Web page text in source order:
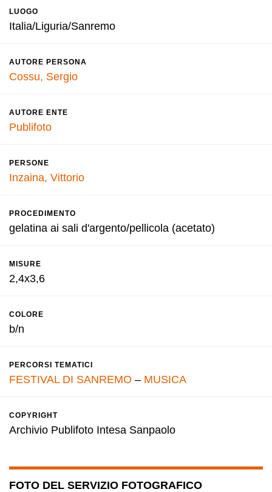
LUOGO
Italia/Liguria/Sanremo
AUTORE PERSONA
Cossu, Sergio
AUTORE ENTE
Publifoto
PERSONE
Inzaina, Vittorio
PROCEDIMENTO
gelatina ai sali d'argento/pellicola (acetato)
MISURE
2,4x3,6
COLORE
b/n
PERCORSI TEMATICI
FESTIVAL DI SANREMO – MUSICA
COPYRIGHT
Archivio Publifoto Intesa Sanpaolo
FOTO DEL SERVIZIO FOTOGRAFICO